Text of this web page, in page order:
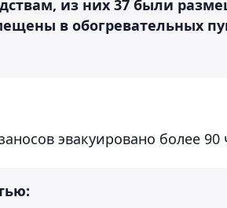
из них 37 были
в обогревательных
эвакуировано более 90